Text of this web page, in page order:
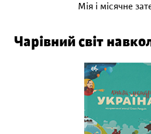
Мія і місячне
Чарівний світ